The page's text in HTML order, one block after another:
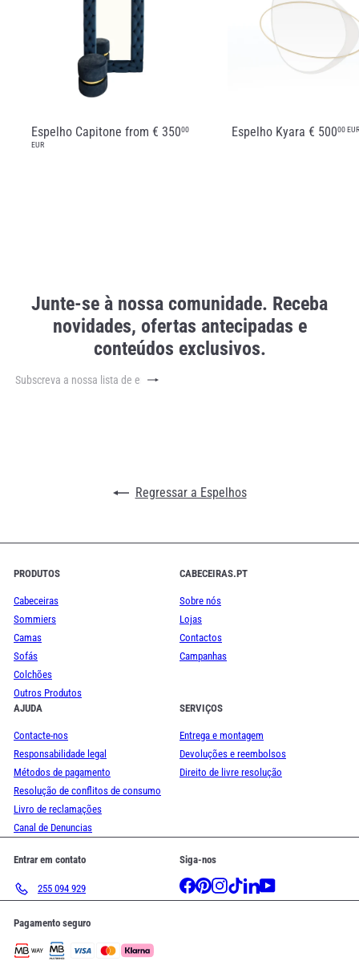
Espelho Capitone from € 35000
EUR
Espelho Kyara € 50000 EUR
Junte-se à nossa comunidade. Receba
novidades, ofertas antecipadas e
conteúdos exclusivos.
Subscrever
Subscreva
Regressar a Espelhos
PRODUTOS
Cabeceiras
Sommiers
Camas
Sofás
Colchões
Outros Produtos
CABECEIRAS.PT
Sobre nós
Lojas
Contactos
Campanhas
AJUDA
Contacte-nos
Responsabilidade legal
Métodos de pagamento
Resolução de conflitos de consumo
Livro de reclamações
Canal de Denuncias
SERVIÇOS
Entrega e montagem
Devoluções e reembolsos
Direito de livre resolução
Entrar em contato
255 094 929
Siga-nos
Facebook
Pinterest
Instagram
TikTokLinkedInYouTube
Pagamento seguro